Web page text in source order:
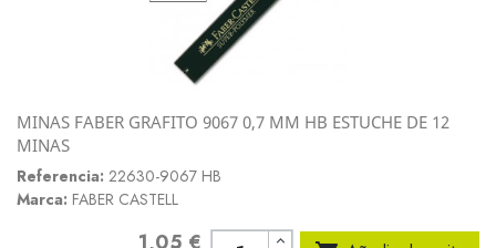
MINAS FABER GRAFITO 9067 0,7 MM HB ESTUCHE DE 12
MINAS
Referencia: 22630-9067 HB
Marca: FABER CASTELL